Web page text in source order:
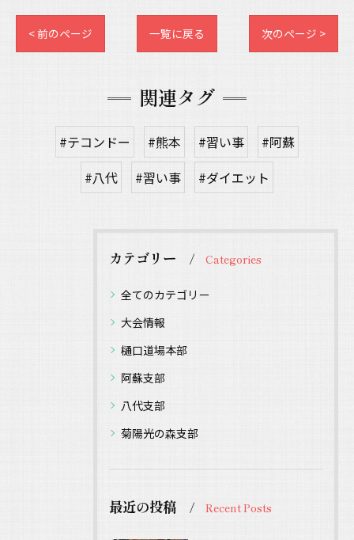
< 前のページ 一覧に戻る 次のページ >
関連タグ
#テコンドー #熊本 #習い事
#阿蘇
#八代
#習い事 #ダイエット
カテゴリー Categories
全てのカテゴリー
大会情報
樋口道場本部
阿蘇支部
八代支部
菊陽光の森支部
最近の投稿 Recent Posts